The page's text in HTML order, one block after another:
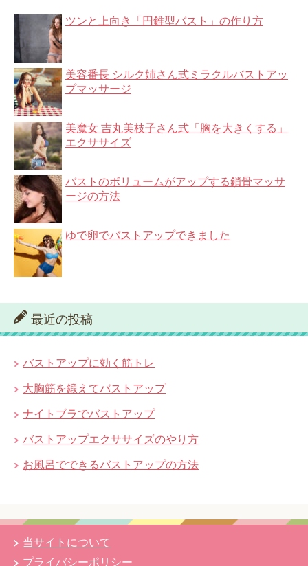
ツンと上向き「円錐型バスト」の作り方
美容番長 シルク姉さん式ミラクルバストアッ
プマッサージ
美魔女 吉丸美枝子さん式「胸を大きくする」
エクササイズ
バストのボリュームがアップする鎖骨マッサ
ージの方法
ゆで卵でバストアップできました
最近の投稿
バストアップに効く筋トレ
大胸筋を鍛えてバストアップ
ナイトブラでバストアップ
バストアップエクササイズのやり方
お風呂でできるバストアップの方法
当サイトについて
プライバシーポリシー